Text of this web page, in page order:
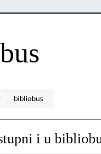
bibliobus
i u